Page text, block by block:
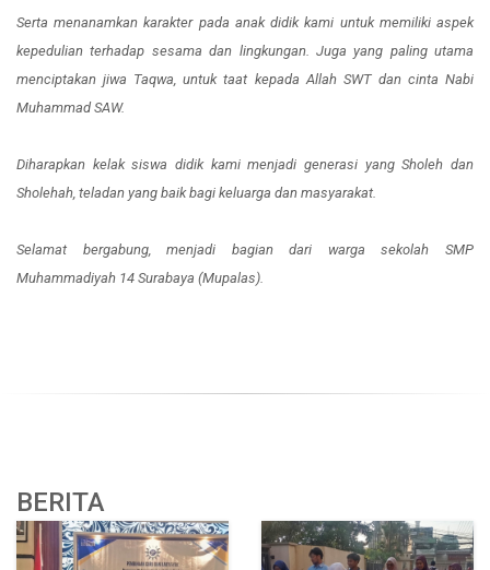
Serta menanamkan karakter pada anak didik kami untuk memiliki aspek
kepedulian terhadap sesama dan lingkungan. Juga yang paling utama
menciptakan jiwa Taqwa, untuk taat kepada Allah SWT dan cinta Nabi
Muhammad SAW.
Diharapkan kelak siswa didik kami menjadi generasi yang Sholeh dan
Sholehah, teladan yang baik bagi keluarga dan masyarakat.
Selamat bergabung, menjadi bagian dari warga sekolah SMP
Muhammadiyah 14 Surabaya (Mupalas).
BERITA